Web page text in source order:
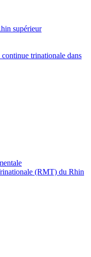
supérieur
trinationale dans
(RMT) du Rhin